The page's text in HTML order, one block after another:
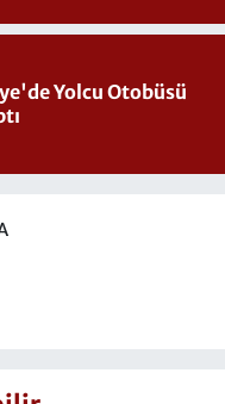
Yolcu Otobüsü